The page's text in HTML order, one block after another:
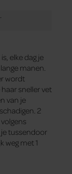
elke dag je
manen.
wordt
sneller vet
van je
2
tussendoor
weg met 1